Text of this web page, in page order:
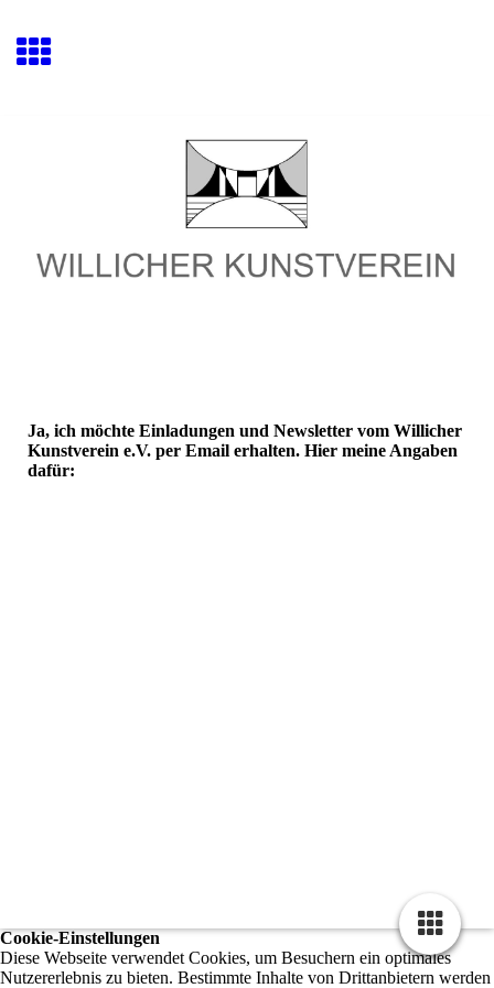
Ja, ich möchte Einladungen und Newsletter vom Willicher
Kunstverein e.V. per Email erhalten. Hier meine Angaben
dafür:
Cookie-Einstellungen
Diese Webseite verwendet Cookies, um Besuchern ein optimales
Nutzererlebnis zu bieten. Bestimmte Inhalte von Drittanbietern werden